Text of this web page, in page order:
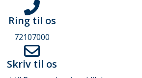
Ring til os
72107000
Skriv til os